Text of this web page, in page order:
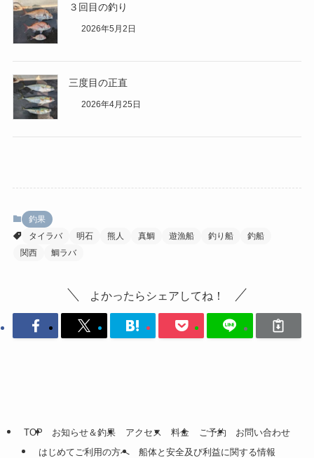
３回目の釣り
2026年5月2日
三度目の正直
2026年4月25日
釣果
タイラバ
明石 熊人 真鯛 遊漁船 釣り船
釣船
関西
鯛ラバ
よかったらシェアしてね！
TOP お知らせ＆釣果 アクセス 料金 ご予約
お問い合わせ
はじめてご利用の方へ
船体と安全及び利益に関する情報